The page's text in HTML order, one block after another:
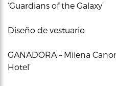
‘Guardians of the Galaxy’
Diseño de vestuario
GANADORA – Milena
Hotel’